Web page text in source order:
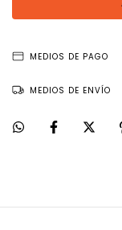
MEDIOS DE PAGO
MEDIOS DE ENVÍO